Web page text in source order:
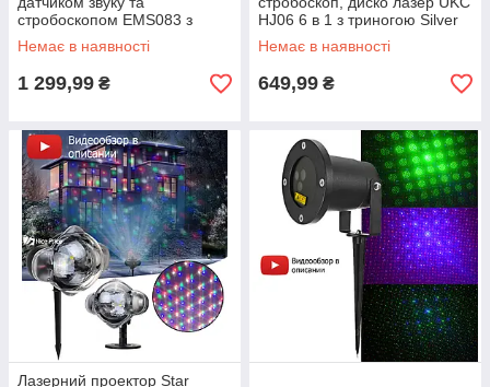
стробоскопом EMS083 з
пультом від мережі 220В
Silver (6738)
Немає в наявності
1 299,99 ₴
HJ06 6 в 1 з триногою Silver
(4054)
Немає в наявності
649,99 ₴
Лазерний проектор Star